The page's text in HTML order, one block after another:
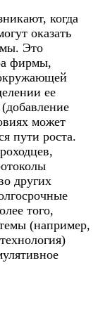
когда
оказать
Это
фирмы,
ее
может
пути роста.
других
того,
(например,